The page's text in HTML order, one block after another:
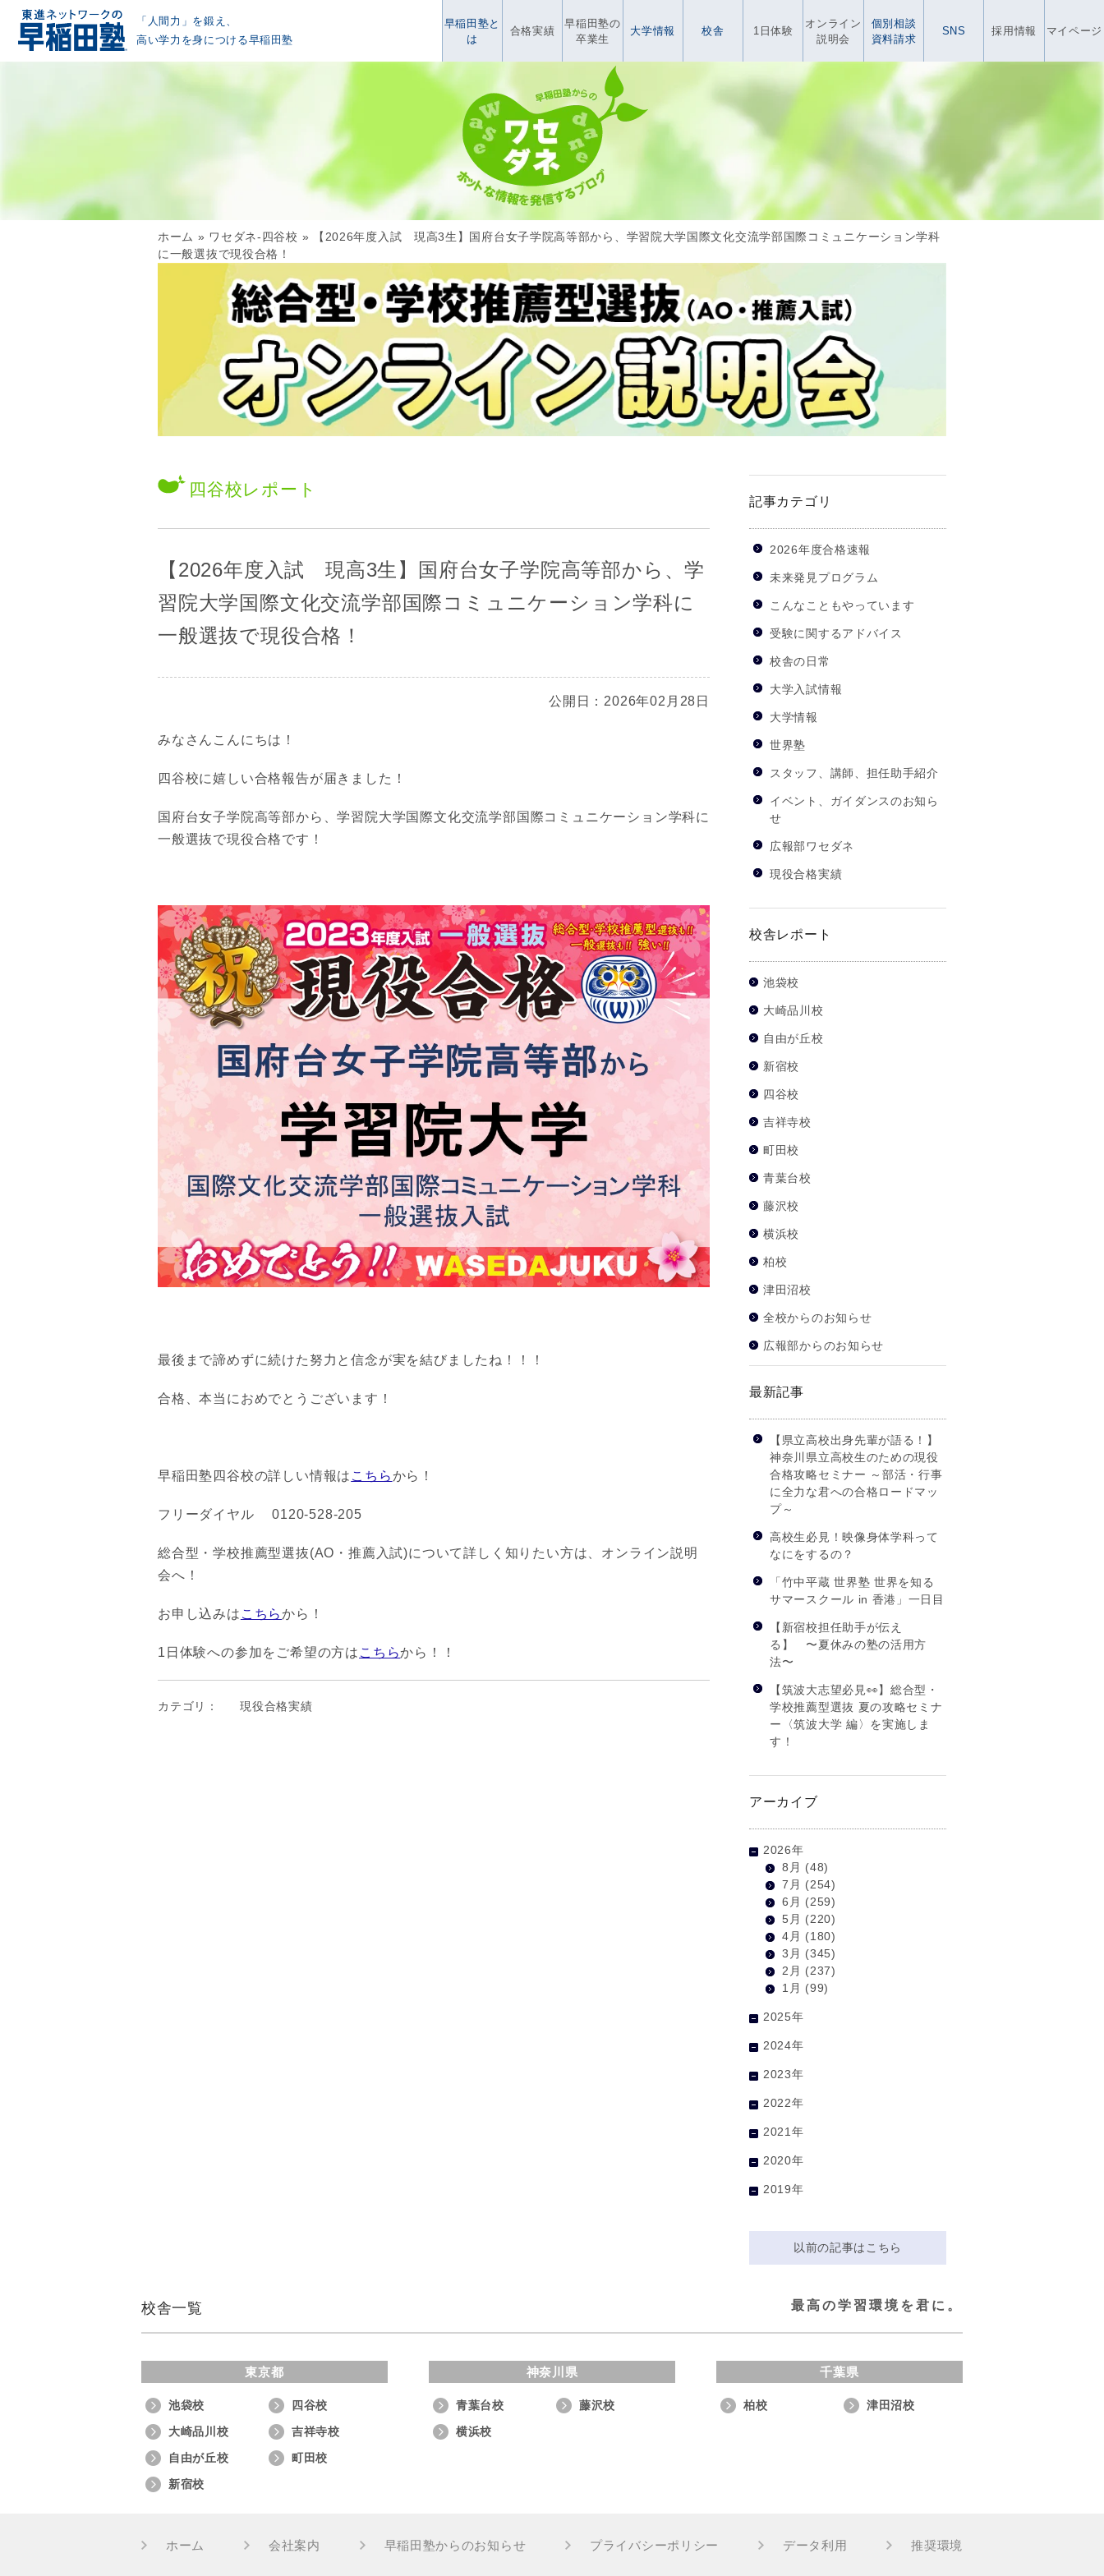
「人間力」を鍛え、
高い学力を身につける早稲田塾
早稲田塾と
は
合格実績
早稲田塾の
卒業生
大学情報 校舎 1日体験
オンライン
説明会
個別相談
資料請求
SNS 採用情報 マイページ
ホーム » ワセダネ-四谷校 »
【2026年度入試 現高3生】国府台女子学院高等部から、学習院大学国際文化交流学部国際コミュニケーション学科
に一般選抜で現役合格！
四谷校レポート
【2026年度入試 現高3生】国府台女子学院高等部から、学
習院大学国際文化交流学部国際コミュニケーション学科に
一般選抜で現役合格！
公開日：2026年02月28日
みなさんこんにちは！
四谷校に嬉しい合格報告が届きました！
国府台女子学院高等部から、学習院大学国際文化交流学部国際コミュニケーション学科に
一般選抜で現役合格です！
最後まで諦めずに続けた努力と信念が実を結びましたね！！！
合格、本当におめでとうございます！
早稲田塾四谷校の詳しい情報は こちらから！
フリーダイヤル 0120-528-205
総合型・学校推薦型選抜(AO・推薦入試)について詳しく知りたい方は、オンライン説明
会へ！
お申し込みは こちらから！
1日体験への参加をご希望の方は こちらから！！
カテゴリ： 現役合格実績
記事カテゴリ
2026年度合格速報
未来発見プログラム
こんなこともやっています
受験に関するアドバイス
校舎の日常
大学入試情報
大学情報
世界塾
スタッフ、講師、担任助手紹介
イベント、ガイダンスのお知ら
せ
広報部ワセダネ
現役合格実績
校舎レポート
池袋校
大崎品川校
自由が丘校
新宿校
四谷校
吉祥寺校
町田校
青葉台校
藤沢校
横浜校
柏校
津田沼校
全校からのお知らせ
広報部からのお知らせ
最新記事
【県立高校出身先輩が語る！】
神奈川県立高校生のための現役
合格攻略セミナー ～部活・行事
に全力な君への合格ロードマッ
プ～
高校生必見！映像身体学科って
なにをするの？
「竹中平蔵 世界塾 世界を知る
サマースクール in 香港」一日目
【新宿校担任助手が伝え
る】 〜夏休みの塾の活用方
法〜
【筑波大志望必見👀】総合型・
学校推薦型選抜 夏の攻略セミナ
ー〈筑波大学 編〉を実施しま
す！
アーカイブ
2026年
8月 (48)
7月 (254)
6月 (259)
5月 (220)
4月 (180)
3月 (345)
2月 (237)
1月 (99)
2025年
2024年
2023年
2022年
2021年
2020年
2019年
以前の記事はこちら
校舎一覧 最高の学習環境を君に。
東京都
池袋校
四谷校
大崎品川校
吉祥寺校
自由が丘校
町田校
新宿校
神奈川県
青葉台校
藤沢校
横浜校
千葉県
柏校 津田沼校
ホーム 会社案内 早稲田塾からのお知らせ プライバシーポリシー データ利用 推奨環境